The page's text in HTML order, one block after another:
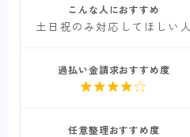
こんな人におすすめ
土日祝のみ対応してほしい人
過払い金請求おすすめ度

任意整理おすすめ度